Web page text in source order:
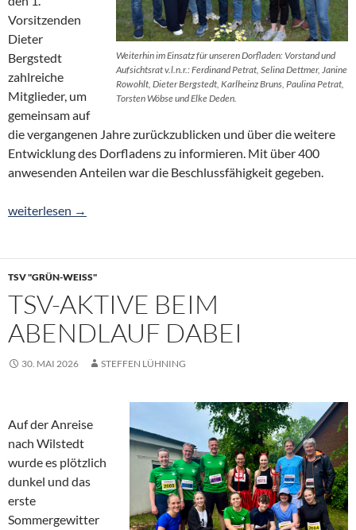
Weiterhin im Einsatz für unseren Dorfladen: Vorstand und
Aufsichtsrat v.l.n.r.: Ferdinand Petrat, Selina Dettmer, Janine
Rowohlt, Dieter Bergstedt, Karlheinz Bruns, Paulina Petrat,
Torsten Wöbse und Elke Deden.
Vorsitzenden
Dieter
Bergstedt
zahlreiche
Mitglieder, um
gemeinsam auf
die vergangenen Jahre zurückzublicken und über die weitere
Entwicklung des Dorfladens zu informieren. Mit über 400
anwesenden Anteilen war die Beschlussfähigkeit gegeben.
Positive Entwicklung und Blick nach vorn: Dorfladen wird 25
weiterlesen →
TSV "GRÜN-WEISS"
TSV-AKTIVE BEIM
ABENDLAUF DABEI
30. MAI 2026 STEFFEN LÜHNING
Auf der Anreise
nach Wilstedt
wurde es plötzlich
dunkel und das
erste
Sommergewitter